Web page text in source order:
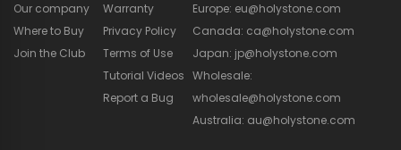
Our company
Where to Buy
Join the Club
Warranty
Privacy Policy
Terms of Use
Tutorial Videos
Report a Bug
Europe: eu@holystone.com
Canada: ca@holystone.com
Japan: jp@holystone.com
Wholesale:
wholesale@holystone.com
Australia: au@holystone.com